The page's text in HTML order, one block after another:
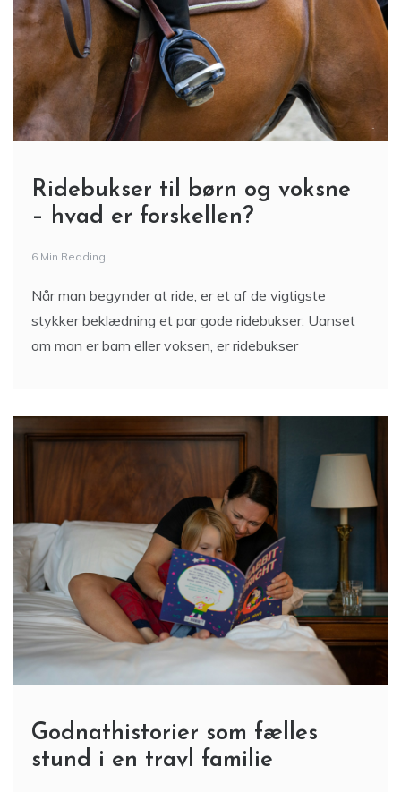
Ridebukser til børn og voksne
– hvad er forskellen?
6 Min Reading
Når man begynder at ride, er et af de vigtigste
stykker beklædning et par gode ridebukser. Uanset
om man er barn eller voksen, er ridebukser
Godnathistorier som fælles
stund i en travl familie